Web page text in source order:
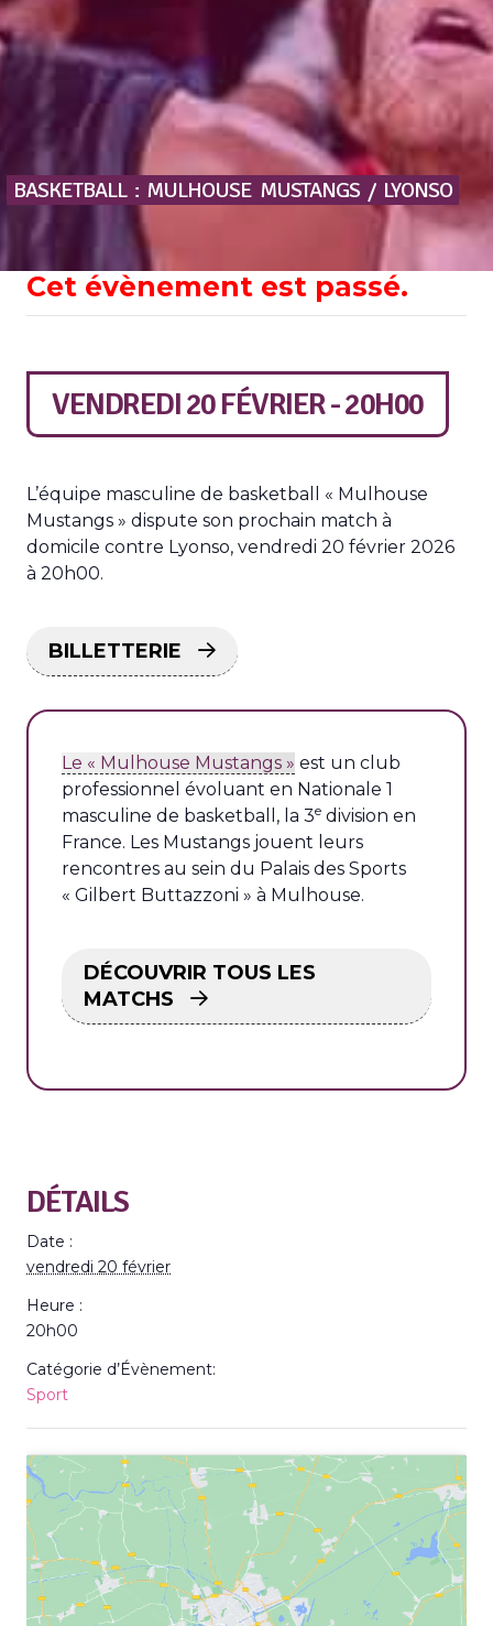
BASKETBALL : MULHOUSE MUSTANGS / LYONSO
Cet évènement est passé.
VENDREDI 20 FÉVRIER - 20H00
L’équipe masculine de basketball « Mulhouse
Mustangs » dispute son prochain match à
domicile contre Lyonso, vendredi 20 février 2026
à 20h00.
BILLETTERIE
Le « Mulhouse Mustangs » est un club
professionnel évoluant en Nationale 1
masculine de basketball, la 3e division en
France. Les Mustangs jouent leurs
rencontres au sein du Palais des Sports
« Gilbert Buttazzoni » à Mulhouse.
DÉCOUVRIR TOUS LES
MATCHS
DÉTAILS
Date :
vendredi 20 février
Heure :
20h00
Catégorie d’Évènement:
Sport